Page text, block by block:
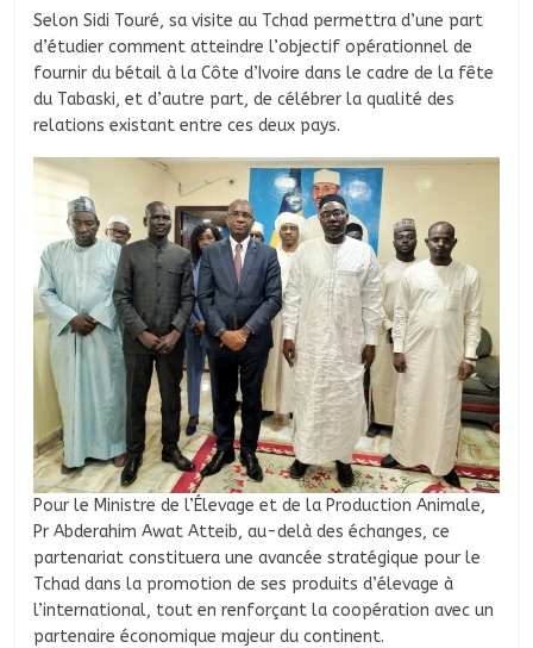
Selon Sidi Touré, sa visite au Tchad permettra d’une part
d’étudier comment atteindre l’objectif opérationnel de
fournir du bétail à la Côte d’Ivoire dans le cadre de la fête
du Tabaski, et d’autre part, de célébrer la qualité des
relations existant entre ces deux pays.
Pour le Ministre de l’Élevage et de la Production Animale,
Pr Abderahim Awat Atteib, au-delà des échanges, ce
partenariat constituera une avancée stratégique pour le
Tchad dans la promotion de ses produits d’élevage à
l’international, tout en renforçant la coopération avec un
partenaire économique majeur du continent.